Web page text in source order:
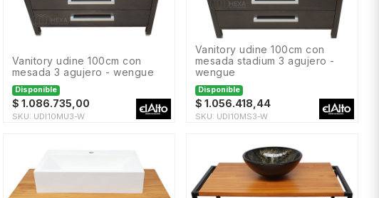
vanitory udine 100cm con
mesada 3 agujero - wengue
Disponible
$ 1.086.735,00
SKU: UDI10MU3-W
vanitory udine 100cm con
mesada stadium 3 agujero -
wengue
Disponible
$ 1.056.418,44
SKU: UDI10MS3-W